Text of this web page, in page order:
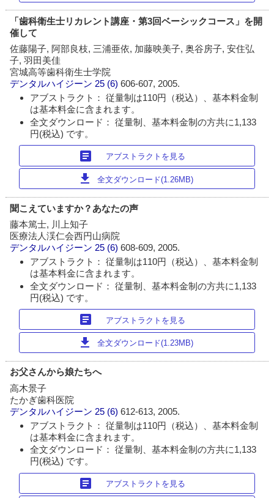
「歯科衛生士リカレント講座・第3回ベーシックコース」を開
催して
佐藤陽子, 阿部良枝, 三浦亜依, 加藤映美子, 奥谷房子, 安住弘
子, 羽田美佳
宮城高等歯科衛生士学院
デンタルハイジーン 25 (6)606-607, 2005.
アブストラクト： 従量制は110円（税込）、基本料金制
は基本料金に含まれます。
全文ダウンロード： 従量制、基本料金制の方共に1,133
円(税込) です。
article アブストラクトを見る
download 全文ダウンロード(1.26MB)
聞こえていますか？あなたの声
藤本篤士, 川上知子
医療法人渓仁会西円山病院
デンタルハイジーン 25 (6)608-609, 2005.
アブストラクト： 従量制は110円（税込）、基本料金制
は基本料金に含まれます。
全文ダウンロード： 従量制、基本料金制の方共に1,133
円(税込) です。
article アブストラクトを見る
download 全文ダウンロード(1.23MB)
お父さんから娘たちへ
高木景子
たかぎ歯科医院
デンタルハイジーン 25 (6)612-613, 2005.
アブストラクト： 従量制は110円（税込）、基本料金制
は基本料金に含まれます。
全文ダウンロード： 従量制、基本料金制の方共に1,133
円(税込) です。
article アブストラクトを見る